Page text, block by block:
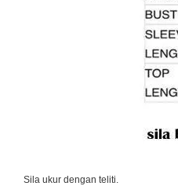
Sila ukur dengan teliti.